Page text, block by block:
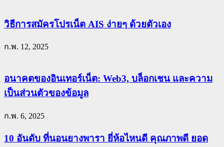
วิธีการสมัครโปรเน็ต AIS ง่ายๆ ด้วยตัวเอง
ก.พ. 12, 2025
อนาคตของอินเทอร์เน็ต: Web3, บล็อกเชน และความ
เป็นส่วนตัวของข้อมูล
ก.พ. 6, 2025
10 อันดับ ที่นอนยางพารา ยี่ห้อไหนดี คุณภาพดี ยอด